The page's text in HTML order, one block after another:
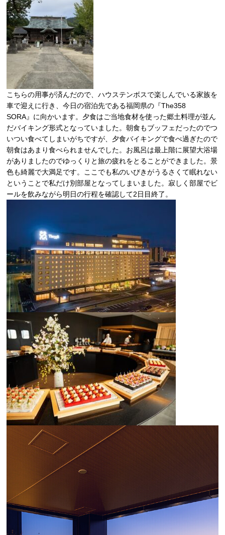
こちらの用事が済んだので、ハウステンボスで楽しんでいる家族を
車で迎えに行き、今日の宿泊先である福岡県の『The358
SORA』に向かいます。夕食はご当地食材を使った郷土料理が並ん
だバイキング形式となっていました。朝食もブッフェだったのでつ
いつい食べてしまいがちですが、夕食バイキングで食べ過ぎたので
朝食はあまり食べられませんでした。お風呂は最上階に展望大浴場
がありましたのでゆっくりと旅の疲れをとることができました。景
色も綺麗で大満足です。ここでも私のいびきがうるさくて眠れない
ということで私だけ別部屋となってしまいました。寂しく部屋でビ
ールを飲みながら明日の行程を確認して2日目終了。